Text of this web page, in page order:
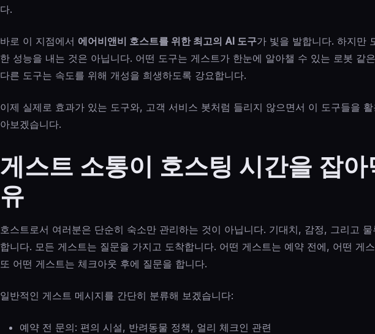
다.
바로 이 지점에서 에어비앤비 호스트를 위한 최고의 AI 도구가 빛을 발합니다. 하지만
한 성능을 내는 것은 아닙니다. 어떤 도구는 게스트가 한눈에 알아챌 수 있는 로봇 같
다른 도구는 속도를 위해 개성을 희생하도록 강요합니다.
이제 실제로 효과가 있는 도구와, 고객 서비스 봇처럼 들리지 않으면서 이 도구들을
아보겠습니다.
게스트 소통이 호스팅 시간을 잡아
유
호스트로서 여러분은 단순히 숙소만 관리하는 것이 아닙니다. 기대치, 감정, 그리고
합니다. 모든 게스트는 질문을 가지고 도착합니다. 어떤 게스트는 예약 전에, 어떤 게
또 어떤 게스트는 체크아웃 후에 질문을 합니다.
일반적인 게스트 메시지를 간단히 분류해 보겠습니다:
예약 전 문의: 편의 시설, 반려동물 정책, 얼리 체크인 관련